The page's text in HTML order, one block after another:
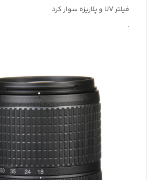
فیلتر UV و پلاریزه سوار کرد
.